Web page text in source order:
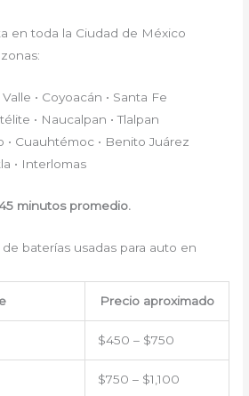
en toda la Ciudad de México
• Coyoacán • Santa Fe
• Naucalpan • Tlalpan
• Cuauhtémoc • Benito Juárez
• Interlomas
minutos promedio.
baterías usadas para auto en
Precio aproximado
$450 – $750
$750 – $1,100